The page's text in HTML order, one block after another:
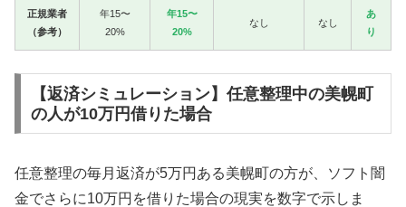
正規業者
（参考）
年15〜
20%
年15〜
20%
なし なし
あ
り
【返済シミュレーション】任意整理中の美幌町
の人が10万円借りた場合
任意整理の毎月返済が5万円ある美幌町の方が、ソフト闇
金でさらに10万円を借りた場合の現実を数字で示しま